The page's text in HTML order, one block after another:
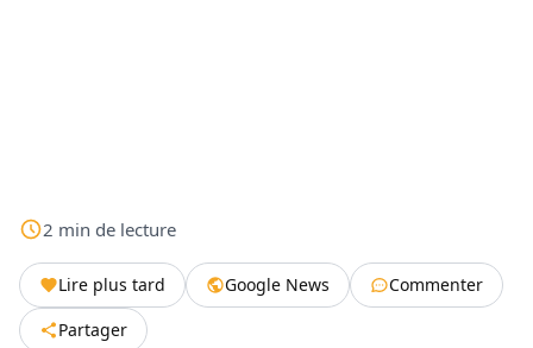
2 min de lecture
Lire plus tard Google News
Commenter
Partager